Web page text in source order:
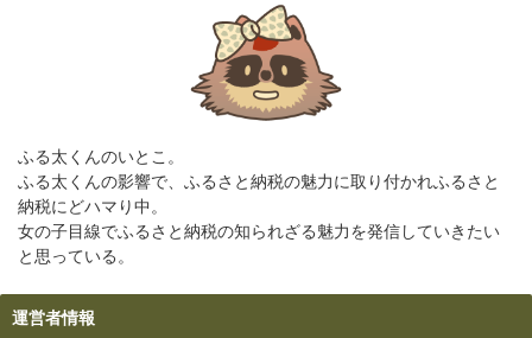
ふる太くんのいとこ。
ふる太くんの影響で、ふるさと納税の魅力に取り付かれふるさと
納税にどハマり中。
女の子目線でふるさと納税の知られざる魅力を発信していきたい
と思っている。
運営者情報